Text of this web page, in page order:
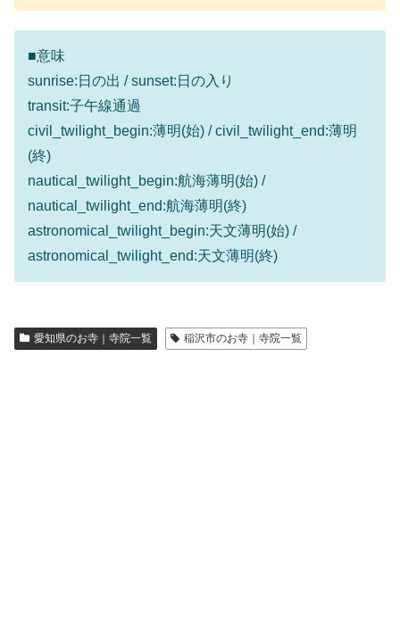
■意味
sunrise:日の出 / sunset:日の入り
transit:子午線通過
civil_twilight_begin:薄明(始) / civil_twilight_end:薄明
(終)
nautical_twilight_begin:航海薄明(始) /
nautical_twilight_end:航海薄明(終)
astronomical_twilight_begin:天文薄明(始) /
astronomical_twilight_end:天文薄明(終)
愛知県のお寺｜寺院一覧 稲沢市のお寺｜寺院一覧